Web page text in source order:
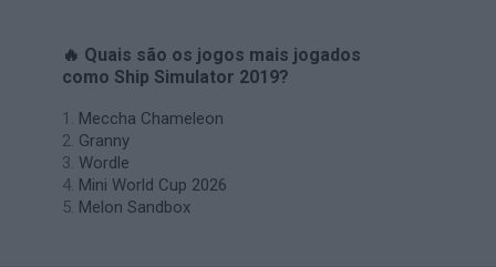
🔥 Quais são os jogos mais jogados
como Ship Simulator 2019?
Meccha Chameleon
Granny
Wordle
Mini World Cup 2026
Melon Sandbox